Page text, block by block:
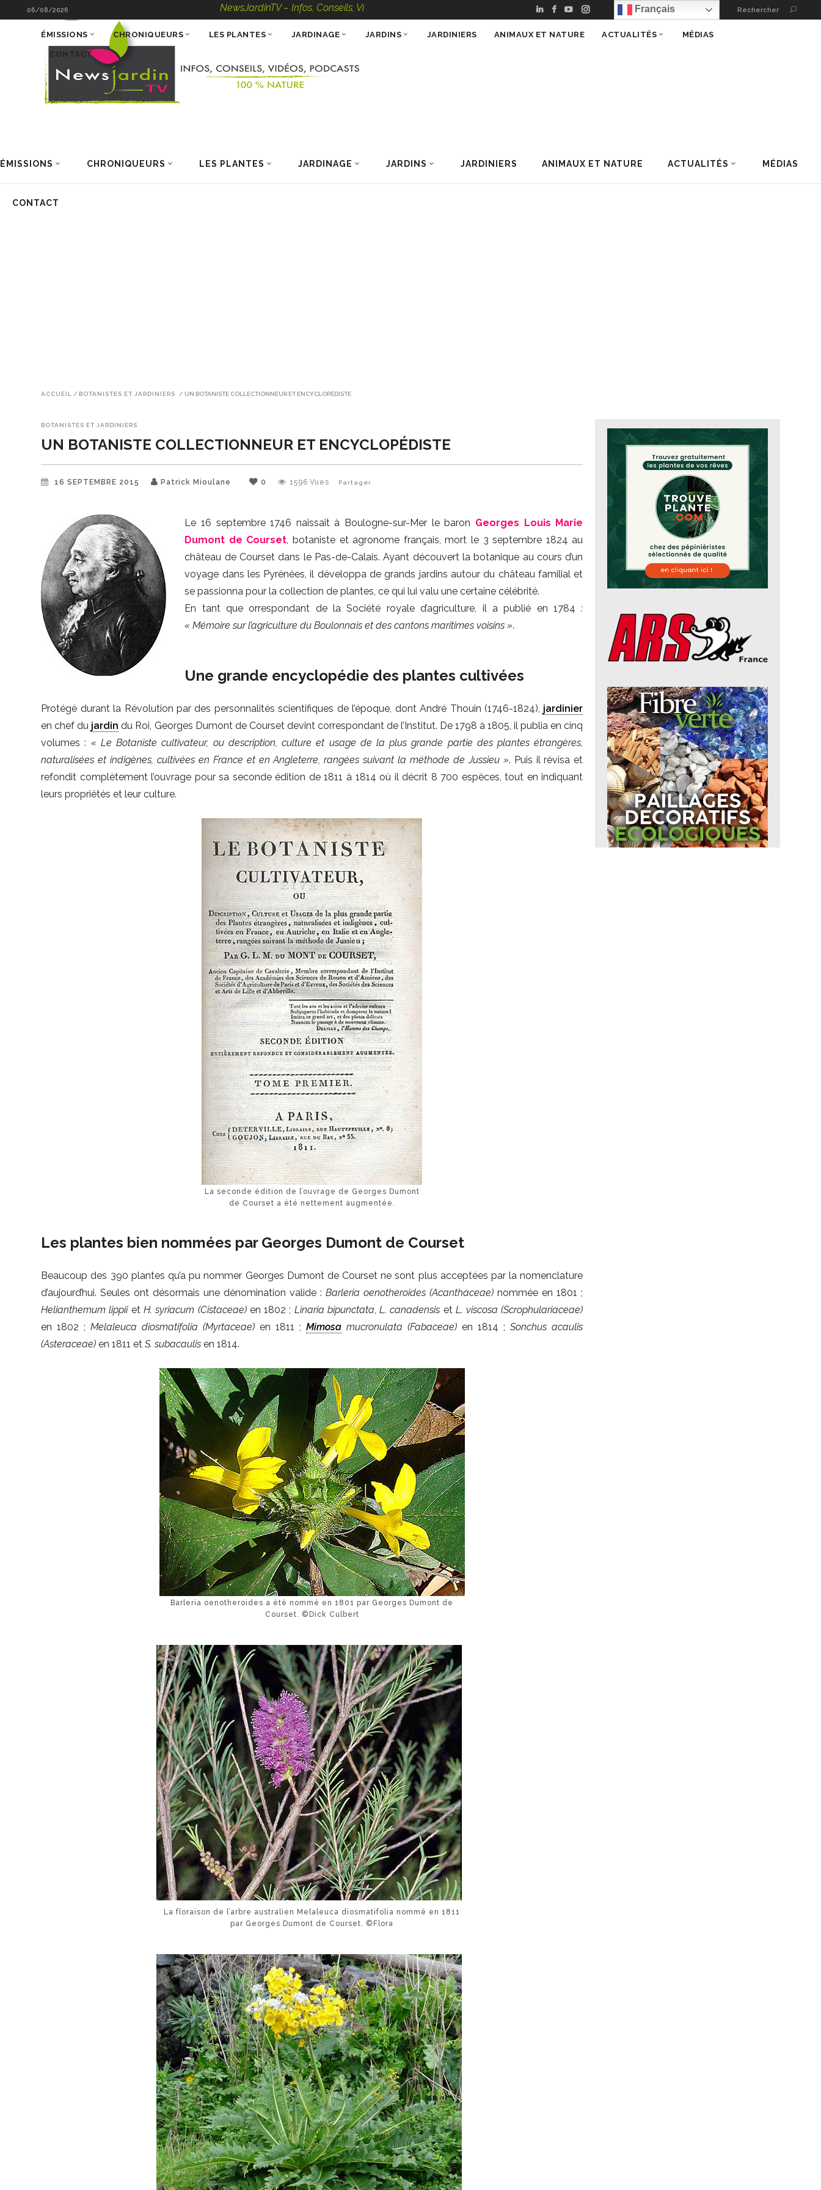
06/08/2026 NewsJardinTV – Infos, Conseils, Vidéos, Podcasts – 100 % Nature Français Rechercher
ÉMISSIONS CHRONIQUEURS LES PLANTES JARDINAGE JARDINS JARDINIERS ANIMAUX ET NATURE ACTUALITÉS MÉDIAS
CONTACT
ÉMISSIONS CHRONIQUEURS LES PLANTES JARDINAGE JARDINS JARDINIERS ANIMAUX ET NATURE ACTUALITÉS MÉDIAS
CONTACT
ACCUEIL / BOTANISTES ET JARDINIERS / UN BOTANISTE COLLECTIONNEUR ET ENCYCLOPÉDISTE
BOTANISTES ET JARDINIERS
UN BOTANISTE COLLECTIONNEUR ET ENCYCLOPÉDISTE
16 SEPTEMBRE 2015 Patrick Mioulane 0 1596 Vues Partager
Le 16 septembre 1746 naissait à Boulogne-sur-Mer le baron Georges Louis Marie
Dumont de Courset, botaniste et agronome français, mort le 3 septembre 1824 au
château de Courset dans le Pas-de-Calais. Ayant découvert la botanique au cours d’un
voyage dans les Pyrénées, il développa de grands jardins autour du château familial et
se passionna pour la collection de plantes, ce qui lui valu une certaine célébrité.
En tant que orrespondant de la Société royale d’agriculture, il a publié en 1784:
« Mémoire sur l’agriculture du Boulonnais et des cantons maritimes voisins ».
Une grande encyclopédie des plantes cultivées
Protégé durant la Révolution par des personnalités scientifiques de l’époque, dont André Thouin (1746-1824), jardinier
en chef du jardin du Roi, Georges Dumont de Courset devint correspondant de l’Institut. De 1798 à 1805, il publia en cinq
volumes : « Le Botaniste cultivateur, ou description, culture et usage de la plus grande partie des plantes étrangères,
naturalisées et indigènes, cultivées en France et en Angleterre, rangées suivant la méthode de Jussieu ». Puis il révisa et
refondit complètement l’ouvrage pour sa seconde édition de 1811 à 1814 où il décrit 8 700 espèces, tout en indiquant
leurs propriétés et leur culture.
La seconde édition de l’ouvrage de Georges Dumont
de Courset a été nettement augmentée.
Les plantes bien nommées par Georges Dumont de Courset
Beaucoup des 390 plantes qu’a pu nommer Georges Dumont de Courset ne sont plus acceptées par la nomenclature
d’aujourd’hui. Seules ont désormais une dénomination valide :Barleria oenotheroides (Acanthaceae) nommée en 1801 ;
Helianthemum lippii et H. syriacum (Cistaceae)en 1802 ; Linaria bipunctata,L. canadensis et L. viscosa (Scrophulariaceae)
en 1802 ;Melaleuca diosmatifolia (Myrtaceae) en 1811 ;Mimosa mucronulata (Fabaceae) en 1814 ;Sonchus acaulis
(Asteraceae) en 1811 etS. subacaulis en 1814.
Barleria oenotheroides a été nommé en 1801 par Georges Dumont de
Courset. ©Dick Culbert
La floraison de l’arbre australien Melaleuca diosmatifolia nommé en 1811
par Georges Dumont de Courset. ©Flora